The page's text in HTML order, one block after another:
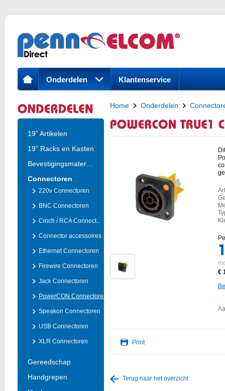
Onderdelen Klantenservice
19” Artikelen
19” Racks en Kasten
Connectoren
220v Connectoren
BNC Connectoren
Cinch / RCA Connect..
Connector accessoires
Ethernet Connectoren
Firewire Connectoren
Jack Connectoren
PowerCON Connectoren
Speakon Connectoren
USB Connectoren
XLR Connectoren
Gereedschap
Handgrepen
Home Onderdelen
PowerCON True1 Chassis Female
€
Print
Terug naar het overzicht